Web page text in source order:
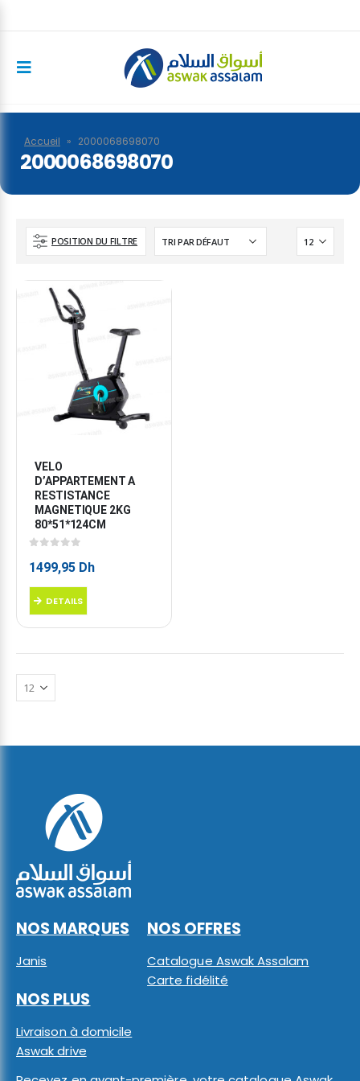
Accueil » 2000068698070
2000068698070
POSITION DU FILTRE
VELO
D’APPARTEMENT A
RESTISTANCE
MAGNETIQUE 2KG
80*51*124CM
1499,95 Dh
DETAILS
NOS MARQUES
Janis
NOS OFFRES
Catalogue Aswak Assalam
Carte fidélité
NOS PLUS
Livraison à domicile
Aswak drive